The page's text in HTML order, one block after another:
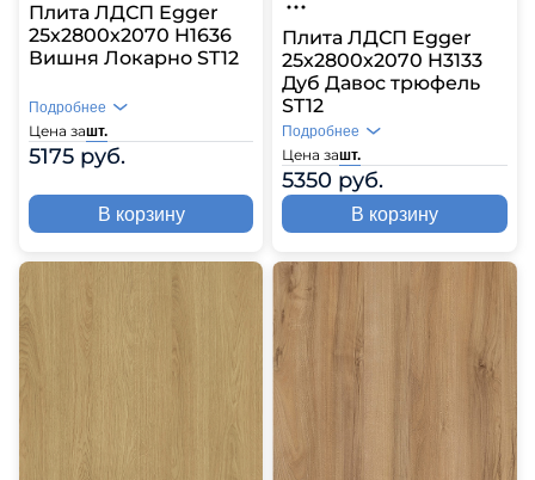
Плита ЛДСП Egger
25х2800х2070 H1636
Вишня Локарно ST12
Цена зашт.
5175 руб.
Подробнее
В корзину
Плита ЛДСП Egger
25х2800х2070 H3133
Дуб Давос трюфель
ST12
Цена зашт.
5350 руб.
Подробнее
В корзину